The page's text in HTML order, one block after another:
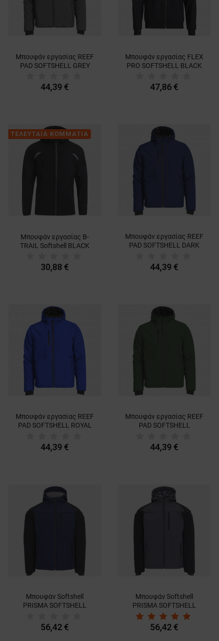
Μπουφάν εργασίας REEF
PAD SOFTSHELL GREY
44,39 €
Μπουφάν εργασίας FLEX
PRO SOFTSHELL BLACK
47,86 €
ΤΕΛΕΥΤΑΙΑ ΚΟΜΜΑΤΙΑ
Μπουφάν εργασίας B-
TRAIL Softshell BLACK
30,88 €
Μπουφάν εργασίας REEF
PAD SOFTSHELL DARK
44,39 €
Μπουφάν εργασίας REEF
PAD SOFTSHELL ROYAL
44,39 €
Μπουφάν εργασίας REEF
PAD SOFTSHELL
44,39 €
Μπουφάν Softshell
PRISMA SOFTSHELL
BLUE/BLACK
56,42 €
Μπουφάν Softshell
PRISMA SOFTSHELL
WINTER DARK
GREY/BLACK
56,42 €